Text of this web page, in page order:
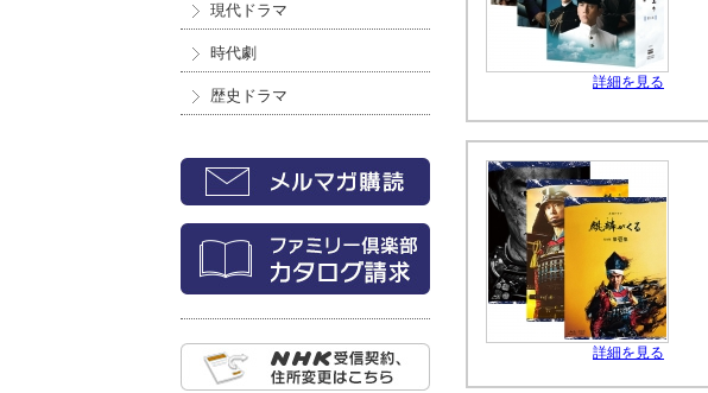
現代ドラマ
時代劇
歴史ドラマ
詳細を見る
詳細を見る